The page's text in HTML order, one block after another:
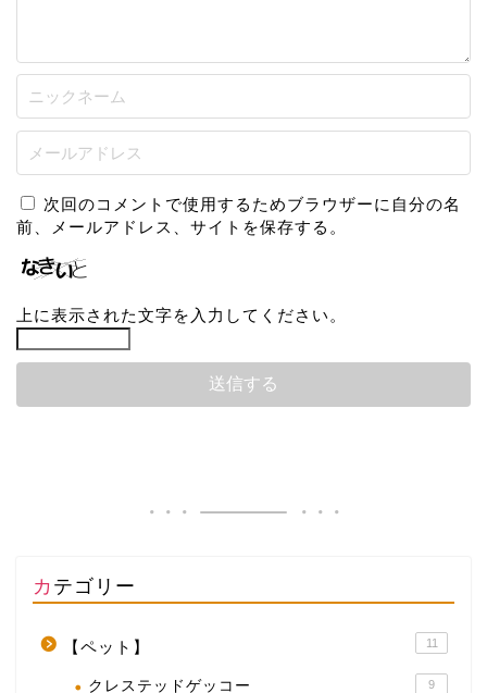
次回のコメントで使用するためブラウザーに自分の名
前、メールアドレス、サイトを保存する。
上に表示された文字を入力してください。
カテゴリー
【ペット】 11
クレステッドゲッコー 9